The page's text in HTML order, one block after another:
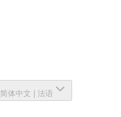
简体中文 | 法语